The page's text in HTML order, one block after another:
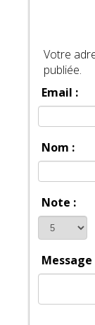
Votre
publiée.
Email :
Nom :
Note :
Message